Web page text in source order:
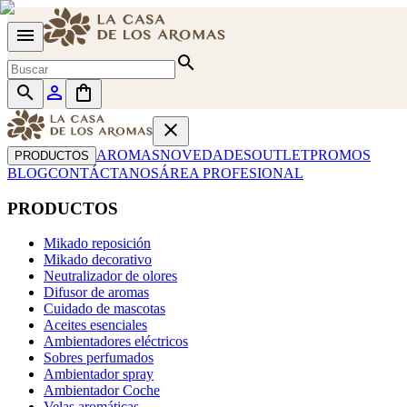
menu
search
search
person_outline
shopping_bag
close
PRODUCTOS AROMASNOVEDADESOUTLETPROMOS
BLOGCONTÁCTANOSÁREA PROFESIONAL
PRODUCTOS
Mikado reposición
Mikado decorativo
Neutralizador de olores
Difusor de aromas
Cuidado de mascotas
Aceites esenciales
Ambientadores eléctricos
Sobres perfumados
Ambientador spray
Ambientador Coche